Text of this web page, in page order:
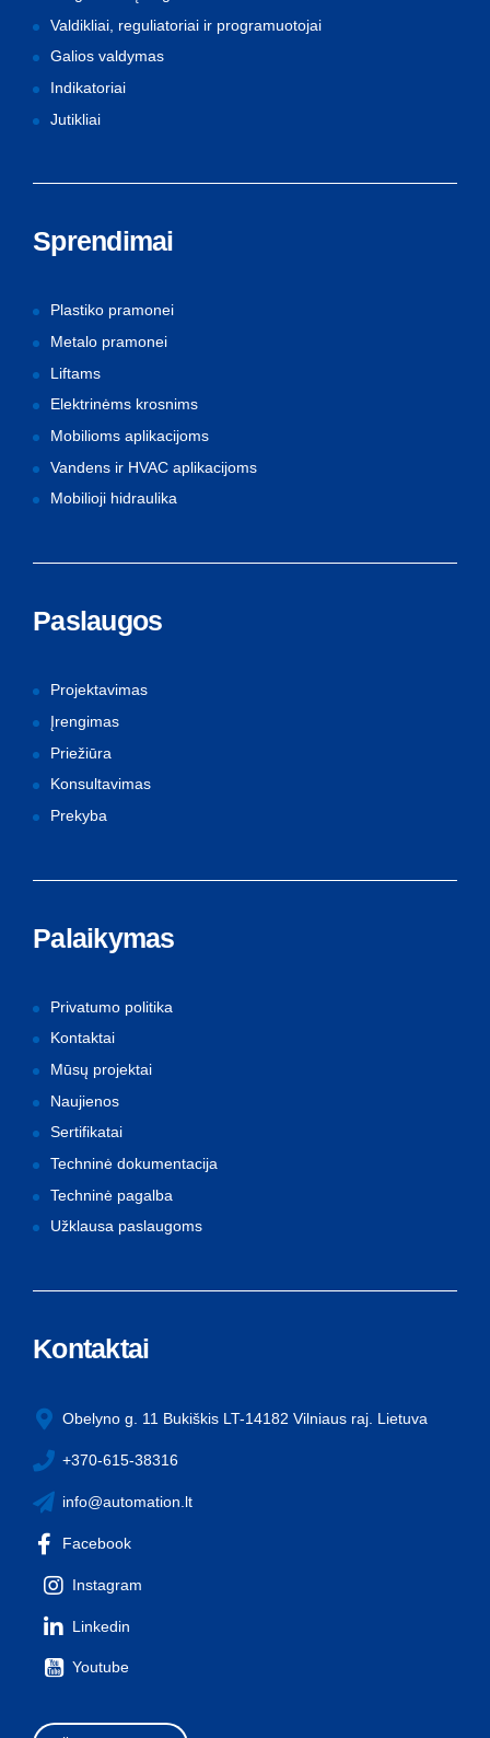
Valdikliai, reguliatoriai ir programuotojai
Galios valdymas
Indikatoriai
Jutikliai
Sprendimai
Plastiko pramonei
Metalo pramonei
Liftams
Elektrinėms krosnims
Mobilioms aplikacijoms
Vandens ir HVAC aplikacijoms
Mobilioji hidraulika
Paslaugos
Projektavimas
Įrengimas
Priežiūra
Konsultavimas
Prekyba
Palaikymas
Privatumo politika
Kontaktai
Mūsų projektai
Naujienos
Sertifikatai
Techninė dokumentacija
Techninė pagalba
Užklausa paslaugoms
Kontaktai
Obelyno g. 11 Bukiškis LT-14182 Vilniaus raj. Lietuva
+370-615-38316
info@automation.lt
Facebook
Instagram
Linkedin
Youtube